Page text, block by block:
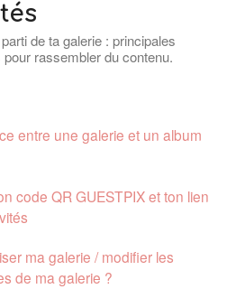
CONTACT
de ta galerie : principales
rassembler du contenu.
entre une galerie et un album
code QR GUESTPIX et ton lien
ma galerie / modifier les
de ma galerie ?